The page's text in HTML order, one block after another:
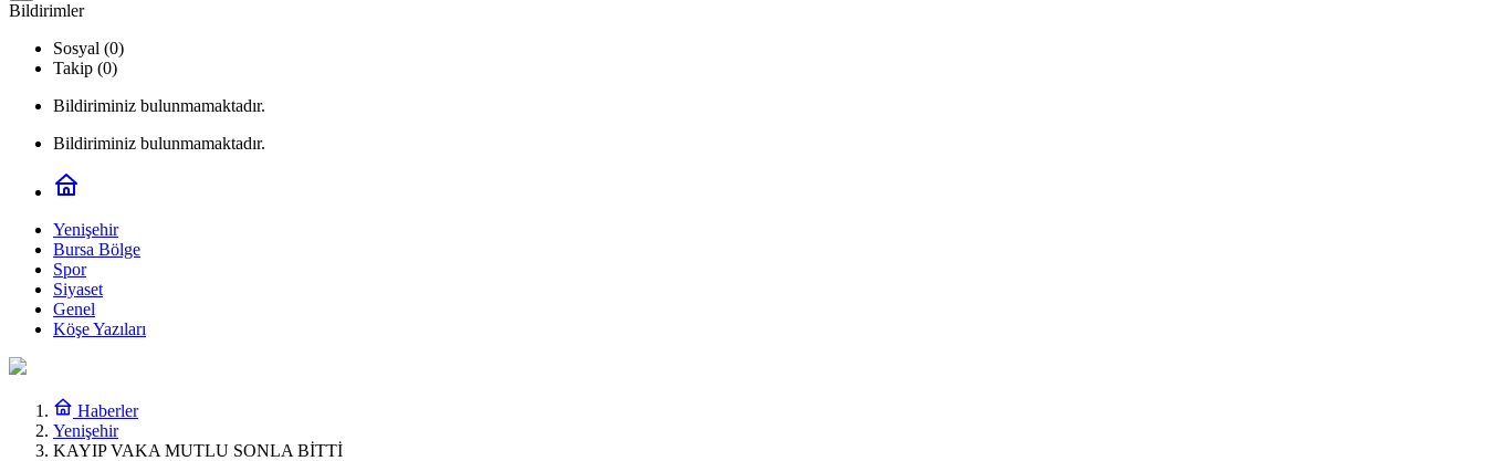
Bildirimler
Sosyal (0)
Takip (0)
Bildiriminiz bulunmamaktadır.
Bildiriminiz bulunmamaktadır.
Yenişehir
Bursa Bölge
Spor
Siyaset
Genel
Köşe Yazıları
Haberler
Yenişehir
KAYIP VAKA MUTLU SONLA BİTTİ